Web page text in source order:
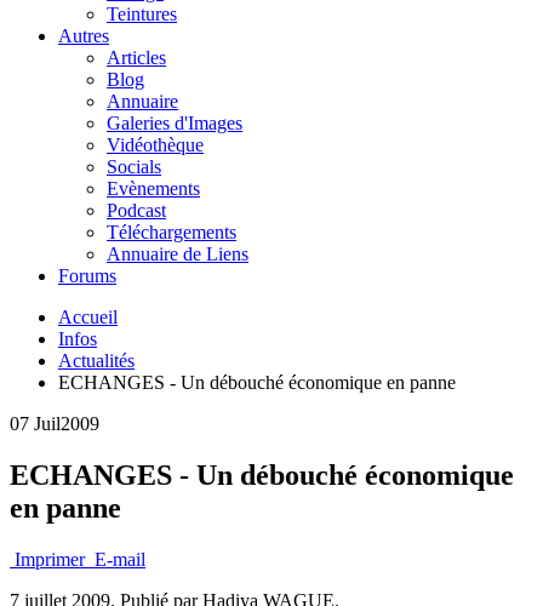
Teintures
Autres
Articles
Blog
Annuaire
Galeries d'Images
Vidéothèque
Socials
Evènements
Podcast
Téléchargements
Annuaire de Liens
Forums
Accueil
Infos
Actualités
ECHANGES - Un débouché économique en panne
07 Juil2009
ECHANGES - Un débouché économique
en panne
Imprimer E-mail
7 juillet 2009. Publié par Hadiya WAGUE.